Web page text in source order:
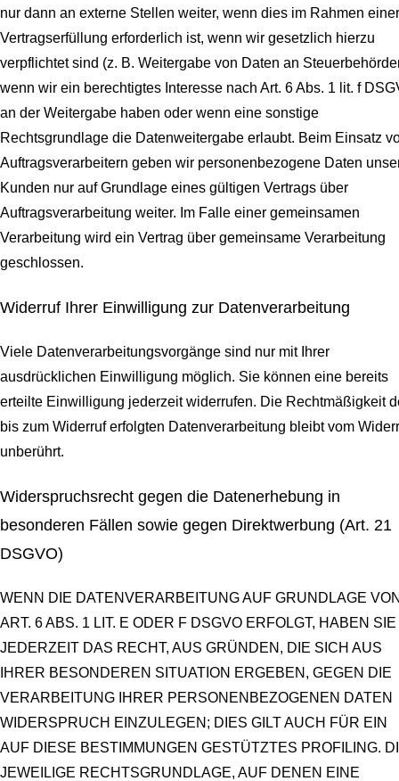
nur dann an externe Stellen weiter, wenn dies im Rahmen einer
Vertragserfüllung erforderlich ist, wenn wir gesetzlich hierzu
verpflichtet sind (z. B. Weitergabe von Daten an
wenn wir ein berechtigtes Interesse nach Art. 6 Abs. 1 lit. f
an der Weitergabe haben oder wenn eine sonstige
Rechtsgrundlage die Datenweitergabe erlaubt. Beim Einsatz
Auftragsverarbeitern geben wir personenbezogene Daten
Kunden nur auf Grundlage eines gültigen Vertrags über
Auftragsverarbeitung weiter. Im Falle einer gemeinsamen
Verarbeitung wird ein Vertrag über gemeinsame Verarbeitung
geschlossen.
Widerruf Ihrer Einwilligung zur Datenverarbeitung
Viele Datenverarbeitungsvorgänge sind nur mit Ihrer
ausdrücklichen Einwilligung möglich. Sie können eine bereits
erteilte Einwilligung jederzeit widerrufen. Die Rechtmäßigkeit
bis zum Widerruf erfolgten Datenverarbeitung bleibt vom
unberührt.
Widerspruchsrecht gegen die Datenerhebung in
besonderen Fällen sowie gegen Direktwerbung (Art. 21
DSGVO)
WENN DIE DATENVERARBEITUNG AUF GRUNDLAGE
ART. 6 ABS. 1 LIT. E ODER F DSGVO ERFOLGT, HABEN SIE
JEDERZEIT DAS RECHT, AUS GRÜNDEN, DIE SICH AUS
IHRER BESONDEREN SITUATION ERGEBEN, GEGEN DIE
VERARBEITUNG IHRER PERSONENBEZOGENEN DATEN
WIDERSPRUCH EINZULEGEN; DIES GILT AUCH FÜR EIN
AUF DIESE BESTIMMUNGEN GESTÜTZTES PROFILING.
JEWEILIGE RECHTSGRUNDLAGE, AUF DENEN EINE